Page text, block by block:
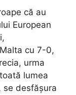
că au
European
cu 7-0,
urma
lumea
se desfășura